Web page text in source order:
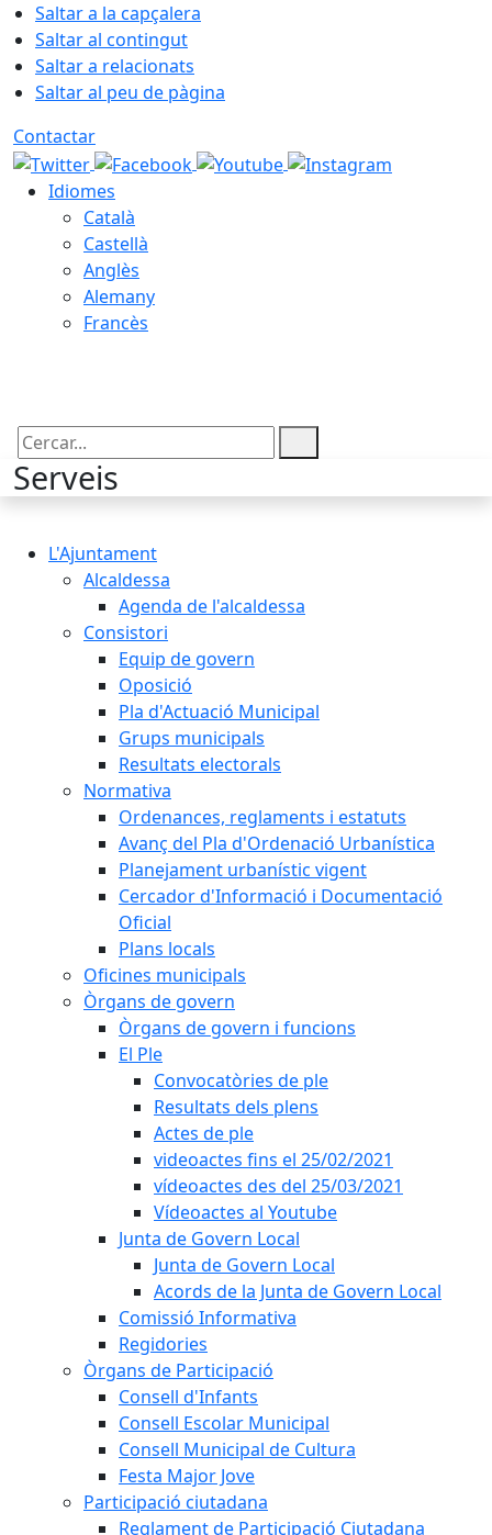
Saltar a la capçalera
Saltar al contingut
Saltar a relacionats
Saltar al peu de pàgina
Contactar
Idiomes
Català
Castellà
Anglès
Alemany
Francès
Cercar:
Serveis
L'Ajuntament
Alcaldessa
Agenda de l'alcaldessa
Consistori
Equip de govern
Oposició
Pla d'Actuació Municipal
Grups municipals
Resultats electorals
Normativa
Ordenances, reglaments i estatuts
Avanç del Pla d'Ordenació Urbanística
Planejament urbanístic vigent
Cercador d'Informació i Documentació
Oficial
Plans locals
Oficines municipals
Òrgans de govern
Òrgans de govern i funcions
El Ple
Convocatòries de ple
Resultats dels plens
Actes de ple
videoactes fins el 25/02/2021
vídeoactes des del 25/03/2021
Vídeoactes al Youtube
Junta de Govern Local
Junta de Govern Local
Acords de la Junta de Govern Local
Comissió Informativa
Regidories
Òrgans de Participació
Consell d'Infants
Consell Escolar Municipal
Consell Municipal de Cultura
Festa Major Jove
Participació ciutadana
Reglament de Participació Ciutadana